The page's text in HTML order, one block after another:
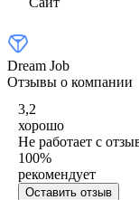
Dream Job
Отзывы о компании
3,2
хорошо
Не работает с
100%
рекомендует
Оставить отзыв